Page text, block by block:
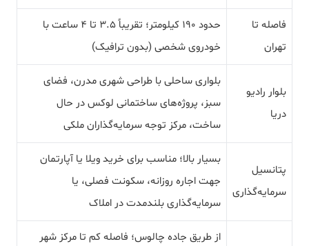
فاصله تا
تهران
حدود 190 کیلومتر؛ تقریباً 3.5 تا 4 ساعت با
خودروی شخصی (بدون ترافیک)
بلوار رادیو
دریا
بلواری ساحلی با طراحی شهری مدرن، فضای
سبز، پروژه‌های ساختمانی لوکس در حال
ساخت، مرکز توجه سرمایه‌گذاران ملکی
پتانسیل
سرمایه‌گذاری
بسیار بالا؛ مناسب برای خرید ویلا یا آپارتمان
جهت اجاره روزانه، سکونت فصلی، یا
سرمایه‌گذاری بلندمدت در املاک
از طریق جاده چالوس؛ فاصله کم تا مرکز شهر